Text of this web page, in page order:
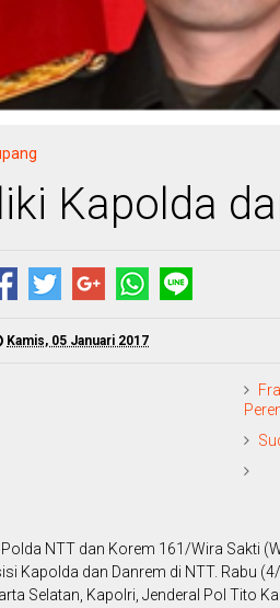
Kapolda
Kamis, 05 Januari 2017
NTT dan Korem 161/Wira Sakti
Kapolda dan Danrem di NTT. Rabu
Selatan, Kapolri, Jenderal Pol Tito